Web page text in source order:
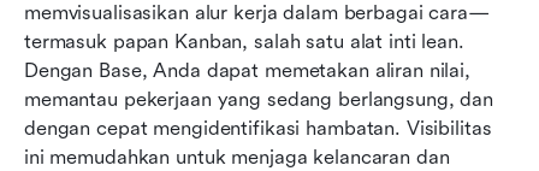
memvisualisasikan alur kerja dalam berbagai cara—
termasuk papan Kanban, salah satu alat inti lean.
Dengan Base, Anda dapat memetakan aliran nilai,
memantau pekerjaan yang sedang berlangsung, dan
dengan cepat mengidentifikasi hambatan. Visibilitas
ini memudahkan untuk menjaga kelancaran dan